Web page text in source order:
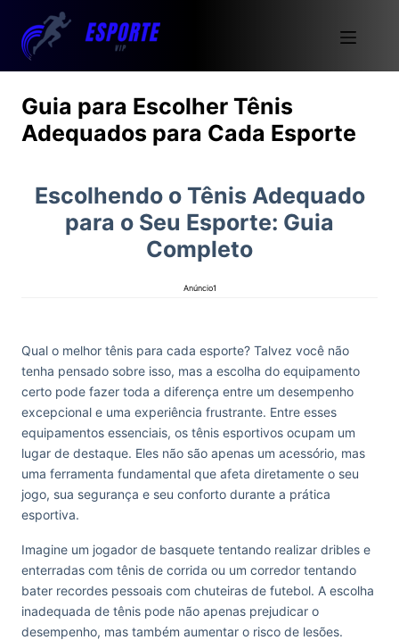
Guia para Escolher Tênis
Adequados para Cada Esporte
Escolhendo o Tênis Adequado
para o Seu Esporte: Guia
Completo
Anúncio1
Qual o melhor tênis para cada esporte? Talvez você não
tenha pensado sobre isso, mas a escolha do equipamento
certo pode fazer toda a diferença entre um desempenho
excepcional e uma experiência frustrante. Entre esses
equipamentos essenciais, os tênis esportivos ocupam um
lugar de destaque. Eles não são apenas um acessório, mas
uma ferramenta fundamental que afeta diretamente o seu
jogo, sua segurança e seu conforto durante a prática
esportiva.
Imagine um jogador de basquete tentando realizar dribles e
enterradas com tênis de corrida ou um corredor tentando
bater recordes pessoais com chuteiras de futebol. A escolha
inadequada de tênis pode não apenas prejudicar o
desempenho, mas também aumentar o risco de lesões.